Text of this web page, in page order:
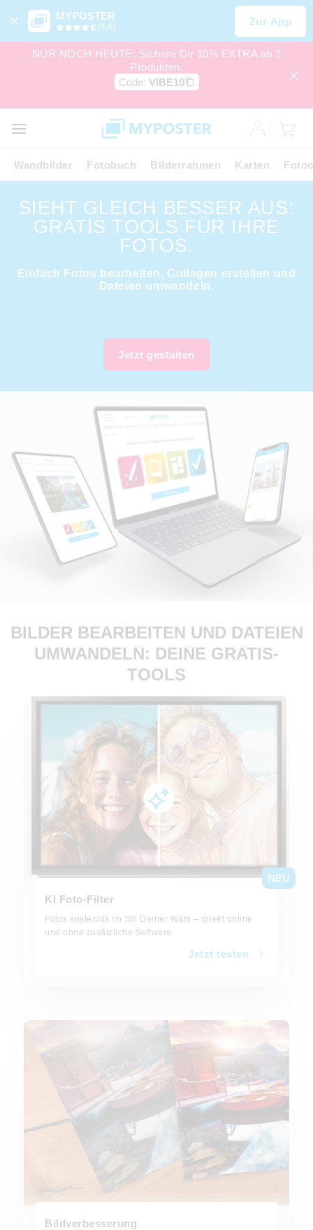
MYPOSTER
(4,6) Zur App
NUR NOCH HEUTE: Sichere Dir 10% EXTRA ab 2
Produkten.
Code: VIBE10
Wandbilder Fotobuch Bilderrahmen Karten
SIEHT GLEICH BESSER AUS:
GRATIS TOOLS FÜR IHRE
FOTOS.
Einfach Fotos bearbeiten, Collagen erstellen und
Dateien umwandeln.
Jetzt gestalten
BILDER BEARBEITEN UND DATEIEN
UMWANDELN: DEINE GRATIS-
TOOLS
NEU
KI Foto-Filter
Fotos kostenlos im Stil Deiner Wahl – direkt online
und ohne zusätzliche Software.
Jetzt testen
Bildverbesserung
Jetzt Bild verbessern